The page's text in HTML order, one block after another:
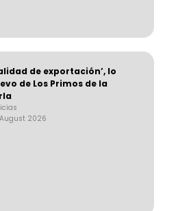
de exportación’, lo
de Los Primos de la
2026